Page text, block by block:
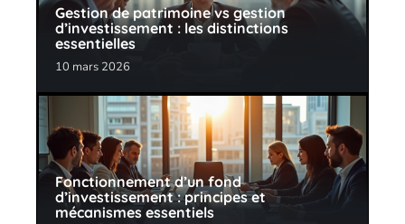
Gestion de patrimoine vs gestion
d’investissement : les distinctions
essentielles
10 mars 2026
Fonctionnement d’un fond
d’investissement : principes et
mécanismes essentiels